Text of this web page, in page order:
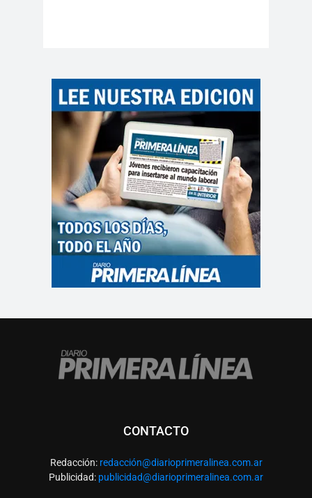
CONTACTO
Redacción: redacción@diarioprimeralinea.com.ar
Publicidad: publicidad@diarioprimeralinea.com.ar